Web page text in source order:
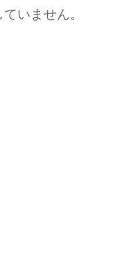
いません。